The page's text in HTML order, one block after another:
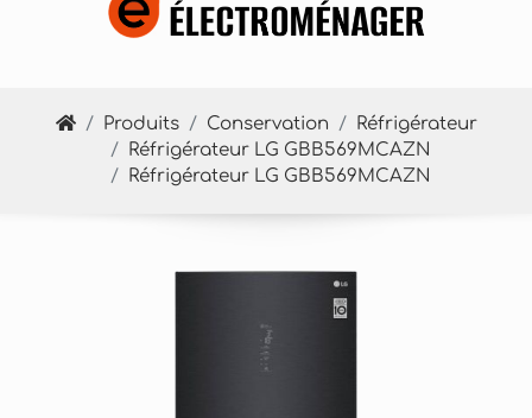
Produits Conservation
Réfrigérateur
Réfrigérateur LG GBB569MCAZN
Réfrigérateur LG GBB569MCAZN